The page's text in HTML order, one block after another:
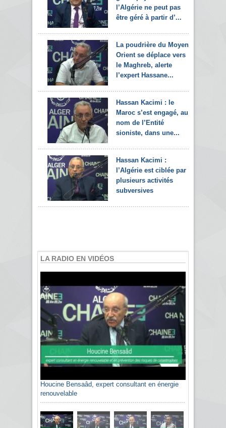
l’Algérie ne peut pas
être géré à partir d’...
La poudrière du Moyen-
Orient se déplace vers
le Maghreb, alerte
l’expert Hassane...
Hassan Kacimi : le
Maroc s’est engagé, au
nom de l’Entité
sioniste, dans une...
Hassan Kacimi :
l’Algérie est ciblée par
plusieurs activités
subversives
LA RADIO EN VIDÉOS
Houcine Bensaâd, expert consultant en énergie
renouvelable
Sami Agli, président de la Confédération
algérienne du patronat citoyen CAPC